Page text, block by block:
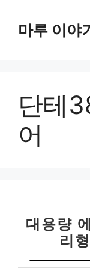
마루 이야
단테
어
대용량
리